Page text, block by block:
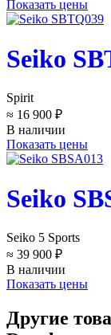
Показать цены
Seiko
Spirit
≈ 16 900 ₽
В наличии
Показать цены
Seiko
Seiko 5 Sports
≈ 39 900 ₽
В наличии
Показать цены
Другие